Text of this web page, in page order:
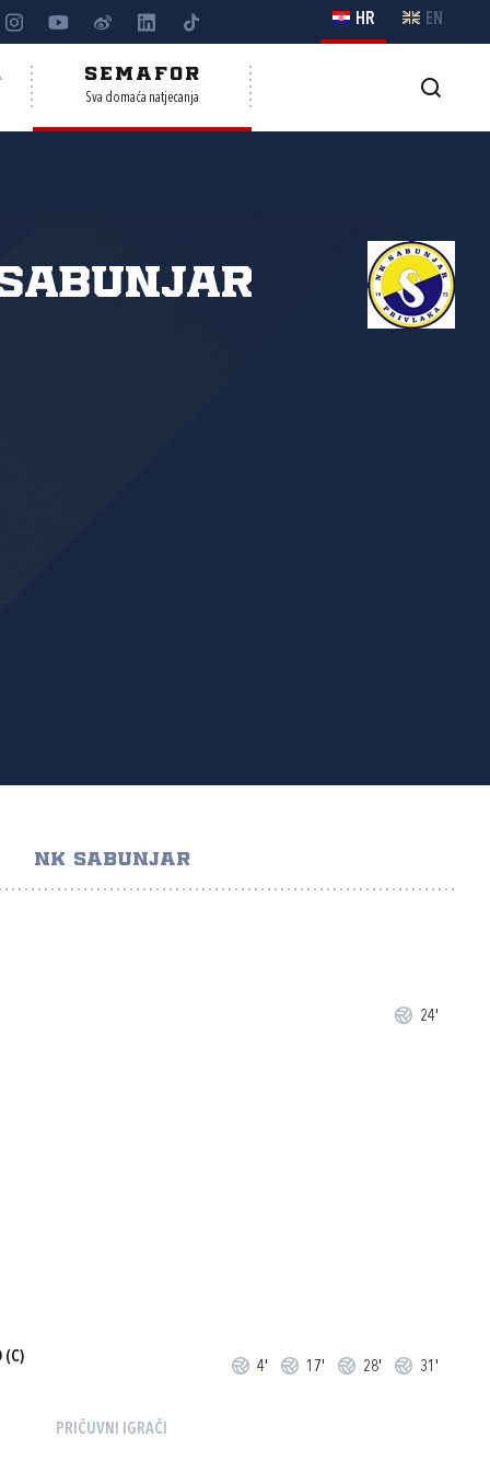
HR EN
SEMAFOR
Sva domaća natjecanja
Sabunjar
NK SABUNJAR
24'
(C)
4' 17' 28' 31'
PRIČUVNI IGRAČI